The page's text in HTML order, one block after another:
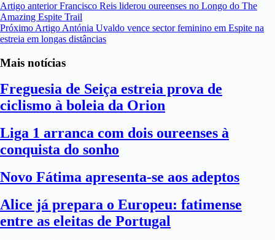
Artigo anteriorFrancisco Reis liderou oureenses no Longo do The
Amazing Espite Trail
Próximo Artigo Antónia Uvaldo vence sector feminino em Espite na
estreia em longas distâncias
Mais notícias
Freguesia de Seiça estreia prova de
ciclismo à boleia da Orion
Liga 1 arranca com dois oureenses à
conquista do sonho
Novo Fátima apresenta-se aos adeptos
Alice já prepara o Europeu: fatimense
entre as eleitas de Portugal